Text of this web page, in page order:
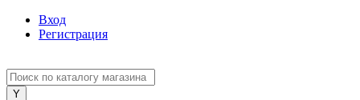
Вход
Регистрация